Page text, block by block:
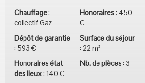
Chauffage:
collectif Gaz
Honoraires: 450
€
Dépôt de garantie
: 593 €
Surface du séjour
: 22 m²
Honoraires état
des lieux: 140 €
Nb. de pièces: 3